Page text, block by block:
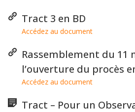
Tract 3 en BD
Accédez au document
Rassemblement du 11
l’ouverture du procès
Accédez au document
Tract – Pour un